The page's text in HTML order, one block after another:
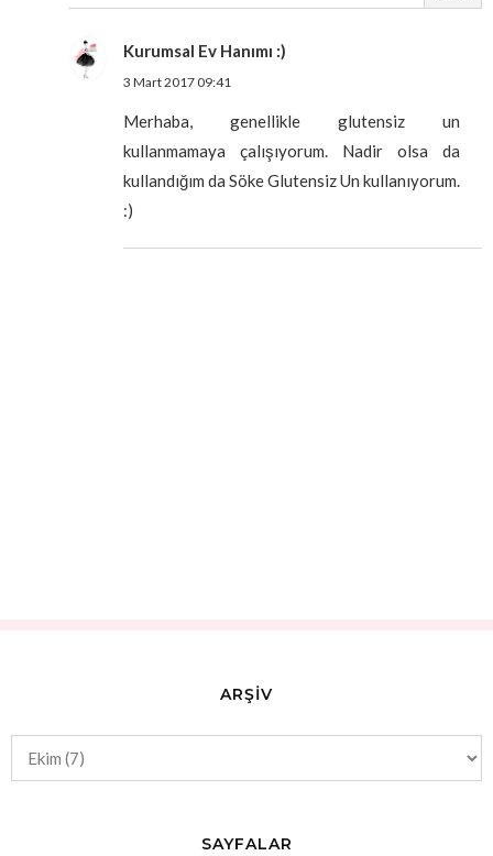
Kurumsal Ev Hanımı :)
3 Mart 2017 09:41
Merhaba, genellikle glutensiz un
kullanmamaya çalışıyorum. Nadir olsa da
kullandığım da Söke Glutensiz Un kullanıyorum.
:)
ARŞİV
SAYFALAR